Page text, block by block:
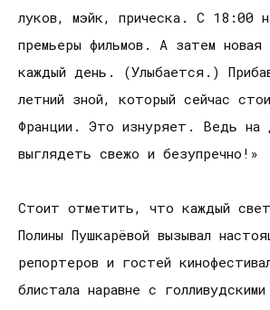
луков, мэйк, прическа. С 18:00
премьеры фильмов. А затем
каждый день. (Улыбается.)
летний зной, который сейчас
Франции. Это изнуряет. Ведь на
выглядеть свежо и безупречно!»
Стоит отметить, что каждый
Полины Пушкарёвой вызывал
репортеров и гостей
блистала наравне с